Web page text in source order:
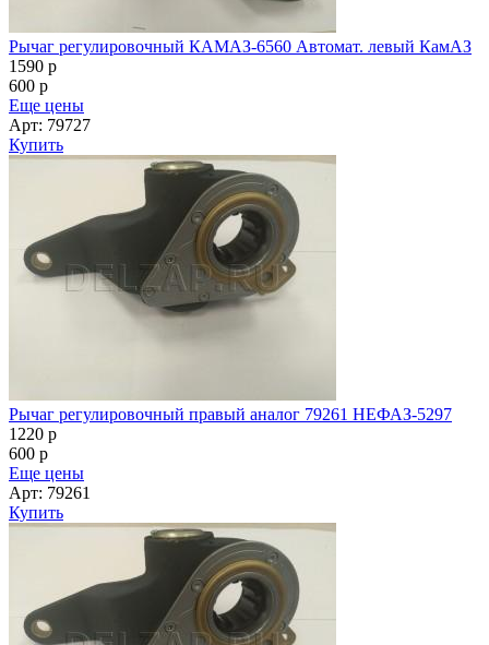
Рычаг регулировочный КАМАЗ-6560 Автомат. левый КамАЗ
1590 p
600 p
Еще цены
Арт: 79727
Купить
Рычаг регулировочный правый аналог 79261 НЕФАЗ-5297
1220 p
600 p
Еще цены
Арт: 79261
Купить